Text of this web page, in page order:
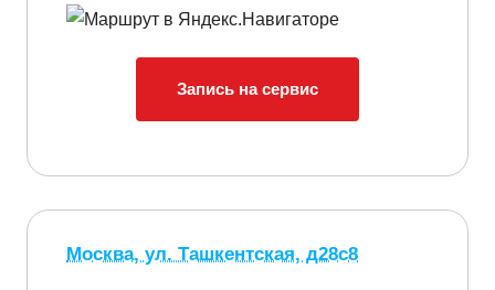
Запись на сервис
Москва, ул. Ташкентская, д28с8